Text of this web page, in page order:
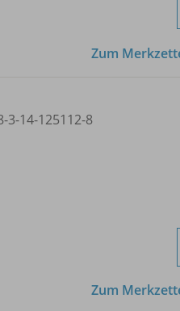
Zum
3-14-125112-8
Zum